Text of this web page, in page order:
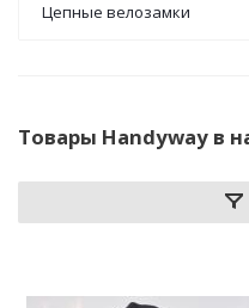
Цепные велозамки
Товары Handyway в